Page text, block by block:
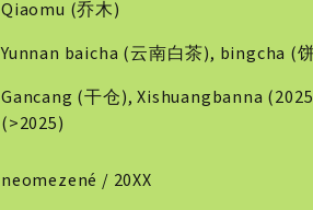
Qiaomu (乔木)
Yunnan baicha (云南白茶), bingcha (
Gancang (干仓), Xishuangbanna
(>2025)
neomezené / 20XX